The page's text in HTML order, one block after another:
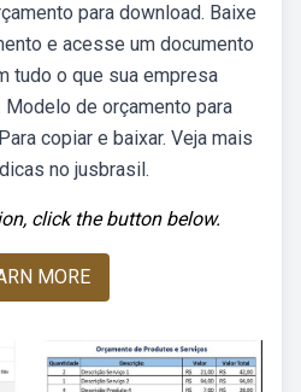
para download. Baixe
e acesse um documento
tudo o que sua empresa
de orçamento para
copiar e baixar. Veja mais
no jusbrasil.
click the button below.
MORE